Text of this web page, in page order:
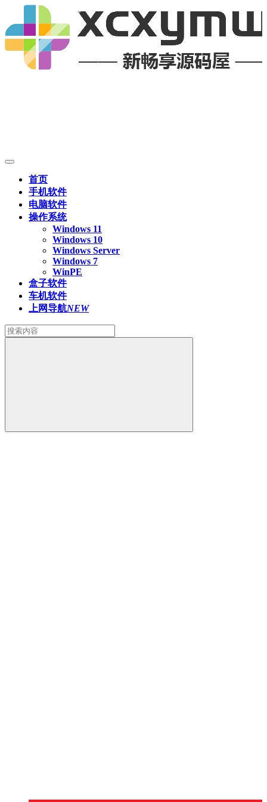
首页
手机软件
电脑软件
操作系统
Windows 11
Windows 10
Windows Server
Windows 7
WinPE
盒子软件
车机软件
上网导航NEW